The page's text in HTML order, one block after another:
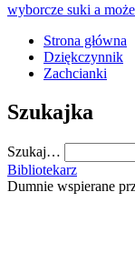
wyborcze suki a
Strona główna
Dziękczynnik
Zachcianki
Szukajka
Szukaj…
Bibliotekarz
Dumnie wspierane